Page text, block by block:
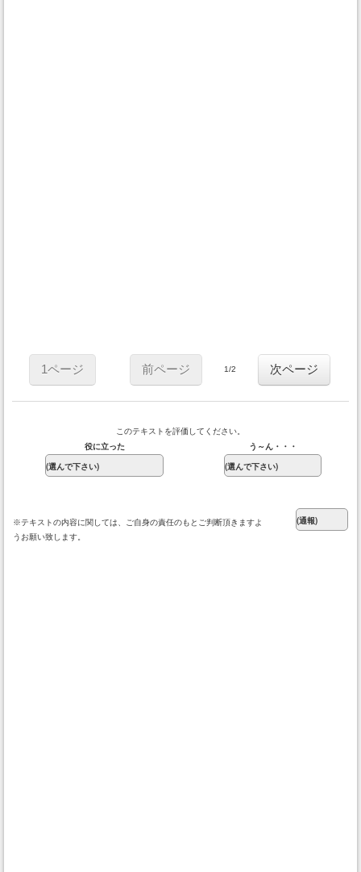
1ページ 前ページ 1/2 次ページ
このテキストを評価してください。
役に立った
う～ん・・・
※テキストの内容に関しては、ご自身の責任のもとご判断頂きますよ
うお願い致します。